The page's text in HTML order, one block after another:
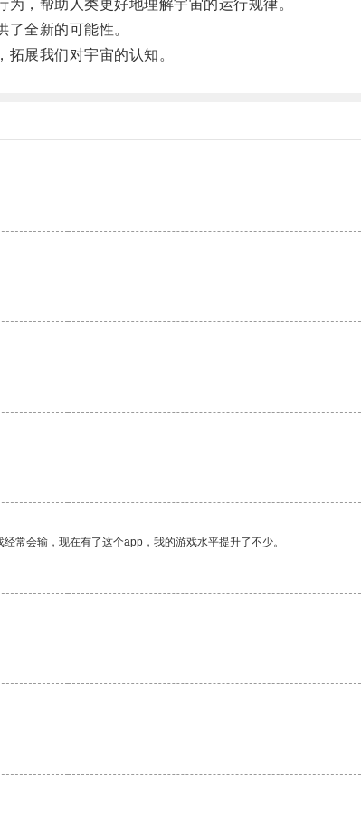
，帮助人类更好地理解宇宙的运行规律。
全新的可能性。
展我们对宇宙的认知。
常会输，现在有了这个app，我的游戏水平提升了不少。